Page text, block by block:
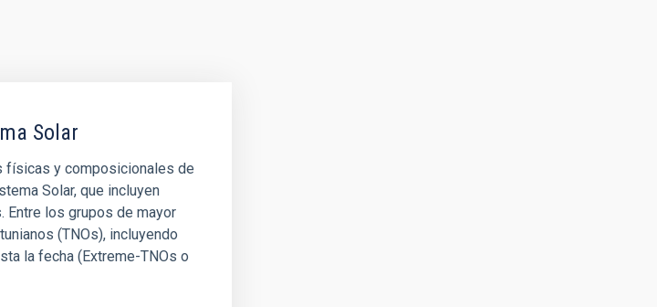
Solar
físicas y composicionales de
Solar, que incluyen
los grupos de mayor
(TNOs), incluyendo
la fecha (Extreme-TNOs o